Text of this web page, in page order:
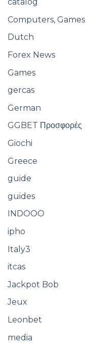
Computers, Games
Dutch
Forex News
Games
gercas
German
GGBET Προσφορές
Giochi
Greece
guide
guides
INDOOO
ipho
Italy3
itcas
Jackpot Bob
Jeux
Leonbet
media